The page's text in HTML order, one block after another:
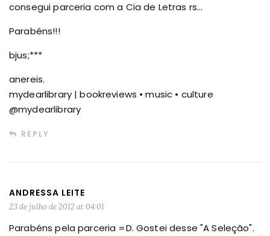
consegui parceria com a Cia de Letras rs…
Parabéns!!!
bjus;***
anereis.
mydearlibrary | bookreviews • music • culture
@mydearlibrary
REPLY
ANDRESSA LEITE
23 de julho de 2012 at 04:01
Parabéns pela parceria =D. Gostei desse "A Seleção".